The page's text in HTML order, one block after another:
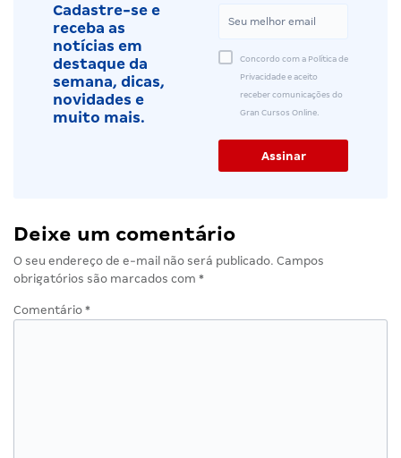
Cadastre-se e
receba as
notícias em
destaque da
semana, dicas,
novidades e
muito mais.
Concordo com a Política de
Privacidade e aceito
receber comunicações do
Gran Cursos Online.
Deixe um comentário
O seu endereço de e-mail não será publicado. Campos
obrigatórios são marcados com *
Comentário *